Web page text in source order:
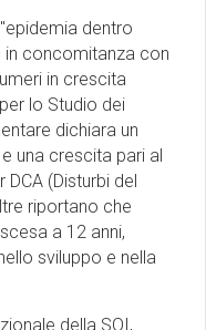
dentro
in concomitanza con
in crescita
lo Studio dei
dichiara un
una crescita pari al
(Disturbi del
riportano che
a 12 anni,
sviluppo e nella
della SOI,